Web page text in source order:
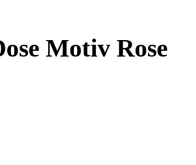
Motiv Rose